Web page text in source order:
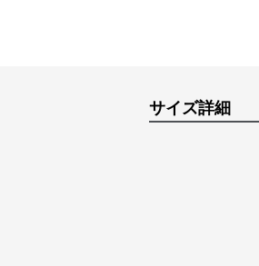
サイズ詳細